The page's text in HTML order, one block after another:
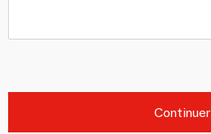
Continuer